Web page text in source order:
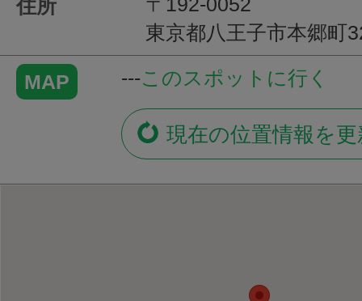
住所
東京都八王子市本郷町
MAP ---このスポットに行く
現在の位置情報を